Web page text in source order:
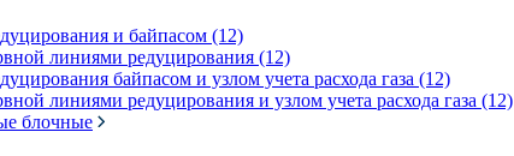
и байпасом (12)
линиями редуцирования (12)
байпасом и узлом учета расхода газа (12)
линиями редуцирования и узлом учета расхода газа (12)
блочные